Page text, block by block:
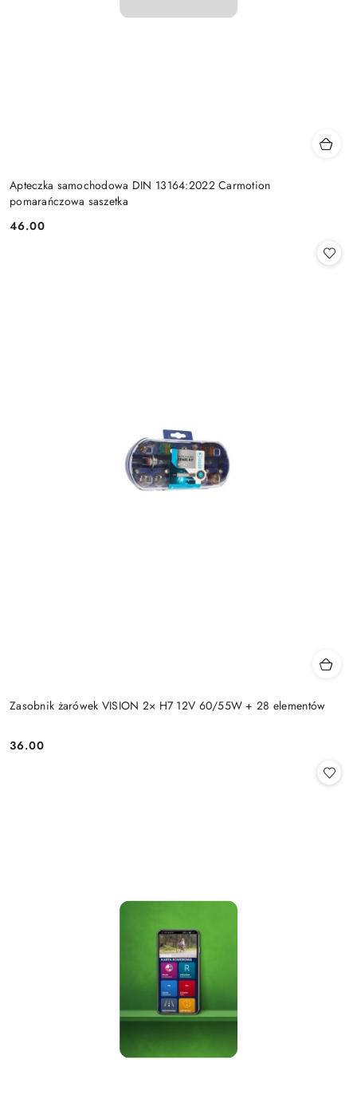
Apteczka samochodowa DIN 13164:2022 Carmotion
pomarańczowa saszetka
Cena:
46.00
Zasobnik żarówek VISION 2× H7 12V 60/55W + 28 elementów
Cena:
36.00